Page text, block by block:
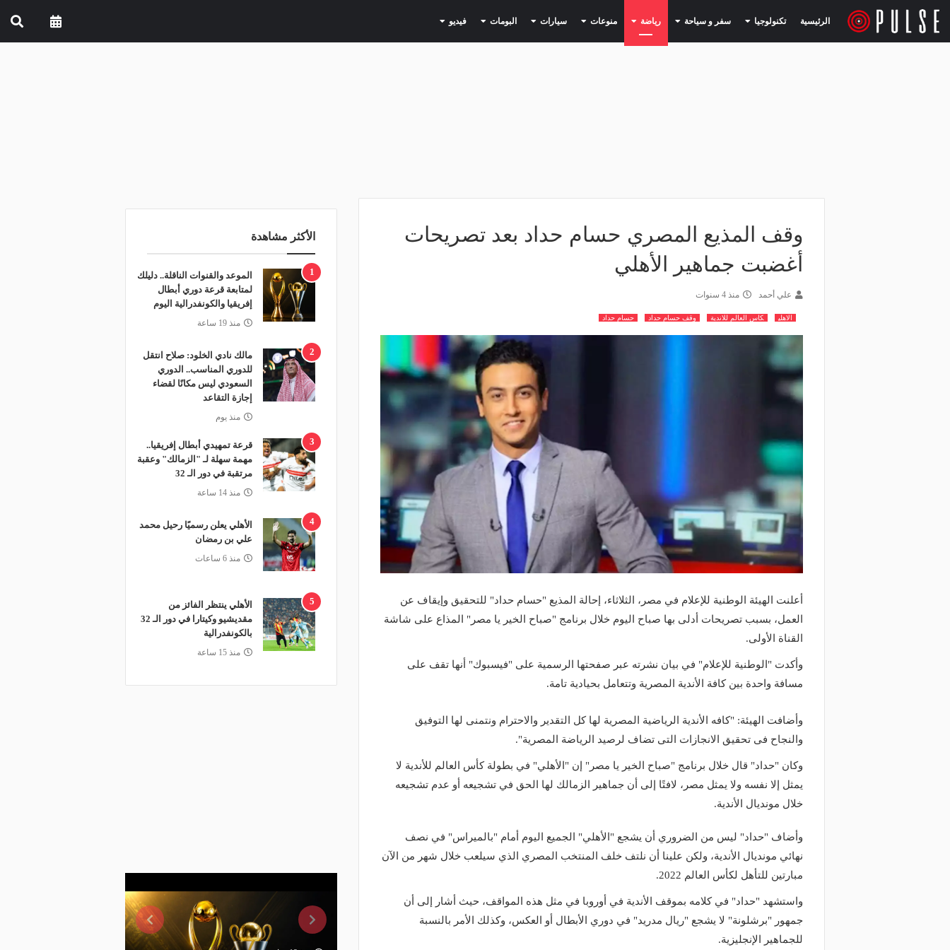
الرئيسية تكنولوجيا (current) سفر و سياحة (current) رياضة (current) منوعات (current) سيارات (current) البومات (current) فيديو (current)
وقف المذيع المصري حسام حداد بعد تصريحات
أغضبت جماهير الأهلي
علي أحمد منذ 4 سنوات
الاهلي كاس العالم للاندية وقف حسام حداد حسام حداد
أعلنت الهيئة الوطنية للإعلام في مصر، الثلاثاء، إحالة المذيع "حسام حداد" للتحقيق وإيقاف عن
العمل، بسبب تصريحات أدلى بها صباح اليوم خلال برنامج "صباح الخير يا مصر" المذاع على شاشة
القناة الأولى.
وأكدت "الوطنية للإعلام" في بيان نشرته عبر صفحتها الرسمية على "فيسبوك" أنها تقف على
مسافة واحدة بين كافة الأندية المصرية وتتعامل بحيادية تامة.
وأضافت الهيئة: "كافه الأندية الرياضية المصرية لها كل التقدير والاحترام ونتمنى لها التوفيق
والنجاح فى تحقيق الانجازات التى تضاف لرصيد الرياضة المصرية".
وكان "حداد" قال خلال برنامج "صباح الخير يا مصر" إن "الأهلي" في بطولة كأس العالم للأندية لا
يمثل إلا نفسه ولا يمثل مصر، لافتًا إلى أن جماهير الزمالك لها الحق في تشجيعه أو عدم تشجيعه
خلال مونديال الأندية.
وأضاف "حداد" ليس من الضروري أن يشجع "الأهلي" الجميع اليوم أمام "بالميراس" في نصف
نهائي مونديال الأندية، ولكن علينا أن نلتف خلف المنتخب المصري الذي سيلعب خلال شهر من الآن
مبارتين للتأهل لكأس العالم 2022.
واستشهد "حداد" في كلامه بموقف الأندية في أوروبا في مثل هذه المواقف، حيث أشار إلى أن
جمهور "برشلونة" لا يشجع "ريال مدريد" في دوري الأبطال أو العكس، وكذلك الأمر بالنسبة
للجماهير الإنجليزية.
الأكثر مشاهدة
1
الموعد والقنوات الناقلة.. دليلك
لمتابعة قرعة دوري أبطال
إفريقيا والكونفدرالية اليوم
منذ 19 ساعة
2
مالك نادي الخلود: صلاح انتقل
للدوري المناسب.. الدوري
السعودي ليس مكانًا لقضاء
إجازة التقاعد
منذ يوم
3
قرعة تمهيدي أبطال إفريقيا..
مهمة سهلة لـ "الزمالك" وعقبة
مرتقبة في دور الـ 32
منذ 14 ساعة
4
الأهلي يعلن رسميًا رحيل محمد
علي بن رمضان
منذ 6 ساعات
5
الأهلي ينتظر الفائز من
مقديشيو وكيتارا في دور الـ 32
بالكونفدرالية
منذ 15 ساعة